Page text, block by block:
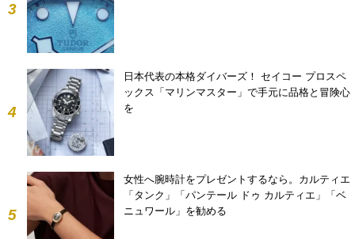
3
4
日本代表の本格ダイバーズ！ セイコー プロスペ
ックス「マリンマスター」で手元に品格と冒険心
を
5
女性へ腕時計をプレゼントするなら。カルティエ
「タンク」「パンテール ドゥ カルティエ」「ベ
ニュワール」を勧める